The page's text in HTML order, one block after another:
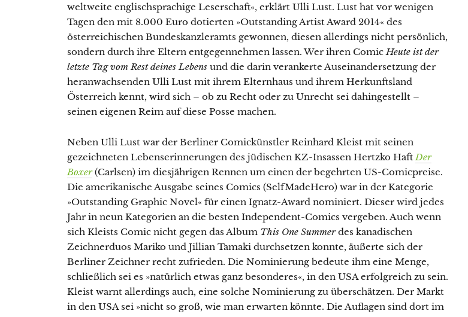
weltweite englischsprachige Leserschaft«, erklärt Ulli Lust. Lust hat vor wenigen
Tagen den mit 8.000 Euro dotierten »Outstanding Artist Award 2014« des
österreichischen Bundeskanzleramts gewonnen, diesen allerdings nicht persönlich,
sondern durch ihre Eltern entgegennehmen lassen. Wer ihren Comic Heute ist der
letzte Tag vom Rest deines Lebens und die darin verankerte Auseinandersetzung der
heranwachsenden Ulli Lust mit ihrem Elternhaus und ihrem Herkunftsland
Österreich kennt, wird sich – ob zu Recht oder zu Unrecht sei dahingestellt –
seinen eigenen Reim auf diese Posse machen.
Neben Ulli Lust war der Berliner Comickünstler Reinhard Kleist mit seinen
gezeichneten Lebenserinnerungen des jüdischen KZ-Insassen Hertzko Haft Der
Boxer(Carlsen) im diesjährigen Rennen um einen der begehrten US-Comicpreise.
Die amerikanische Ausgabe seines Comics (SelfMadeHero) war in der Kategorie
»Outstanding Graphic Novel« für einen Ignatz-Award nominiert. Dieser wird jedes
Jahr in neun Kategorien an die besten Independent-Comics vergeben. Auch wenn
sich Kleists Comic nicht gegen das Album This One Summerdes kanadischen
Zeichnerduos Mariko und Jillian Tamaki durchsetzen konnte, äußerte sich der
Berliner Zeichner recht zufrieden. Die Nominierung bedeute ihm eine Menge,
schließlich sei es »natürlich etwas ganz besonderes«, in den USA erfolgreich zu sein.
Kleist warnt allerdings auch, eine solche Nominierung zu überschätzen. Der Markt
in den USA sei »nicht so groß, wie man erwarten könnte. Die Auflagen sind dort im